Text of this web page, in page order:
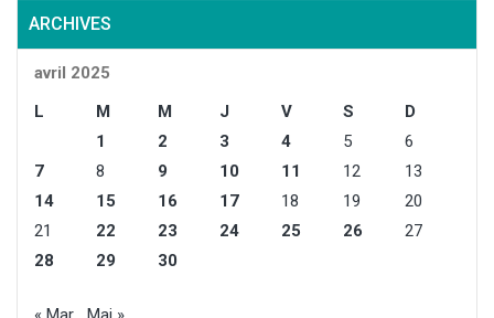
ARCHIVES
avril 2025
L
M M J V S
D
1
2 3 4 5
6
7
8 9 10 11 12
13
14
15 16 17 18 19
20
21
22 23 24 25 26
27
28
29 30